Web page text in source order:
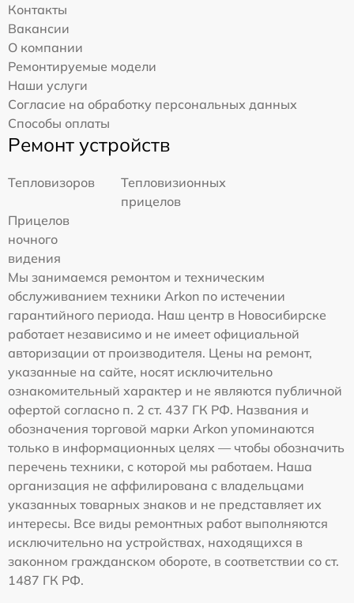
Контакты
Вакансии
О компании
Ремонтируемые модели
Наши услуги
Согласие на обработку персональных данных
Способы оплаты
Ремонт устройств
Тепловизоров
Тепловизионных
прицелов
Прицелов
ночного
видения
Мы занимаемся ремонтом и техническим
обслуживанием техники Arkon по истечении
гарантийного периода. Наш центр в Новосибирске
работает независимо и не имеет официальной
авторизации от производителя. Цены на ремонт,
указанные на сайте, носят исключительно
ознакомительный характер и не являются публичной
офертой согласно п. 2 ст. 437 ГК РФ. Названия и
обозначения торговой марки Arkon упоминаются
только в информационных целях — чтобы обозначить
перечень техники, с которой мы работаем. Наша
организация не аффилирована с владельцами
указанных товарных знаков и не представляет их
интересы. Все виды ремонтных работ выполняются
исключительно на устройствах, находящихся в
законном гражданском обороте, в соответствии со ст.
1487 ГК РФ.